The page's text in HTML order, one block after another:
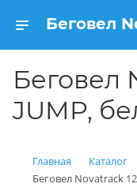
Беговел
JUMP,
Главная Каталог
Беговел Novatrack